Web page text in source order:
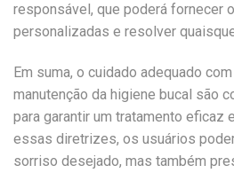
responsável, que poderá fornecer
personalizadas e resolver
Em suma, o cuidado adequado
manutenção da higiene bucal são
para garantir um tratamento eficaz
essas diretrizes, os usuários
sorriso desejado, mas também